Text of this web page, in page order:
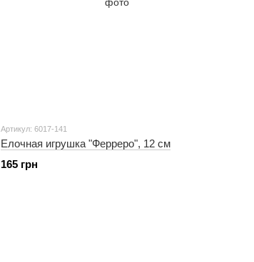
Артикул: 6017-141
Елочная игрушка "Ферреро", 12 см
165 грн